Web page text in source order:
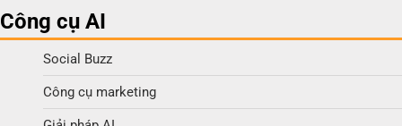
Công cụ AI
Social Buzz
Công cụ marketing